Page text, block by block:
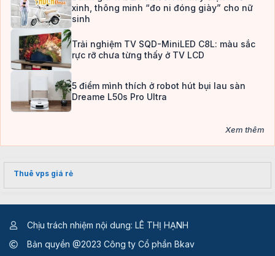
xinh, thông minh “đo ni đóng giày” cho nữ
sinh
Trải nghiệm TV SQD-MiniLED C8L: màu sắc
rực rỡ chưa từng thấy ở TV LCD
5 điểm mình thích ở robot hút bụi lau sàn
Dreame L50s Pro Ultra
Xem thêm
Thuê vps giá rẻ
Chịu trách nhiệm nội dung: LÊ THỊ HẠNH
Bản quyền @2023 Công ty Cổ phần Bkav